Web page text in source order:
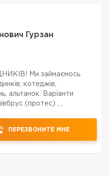
Гурзан
Ми займаємось
котеджів,
альтанок. Варіанти
(протес) ,
ПЕРЕЗВОНИТЕ МНЕ